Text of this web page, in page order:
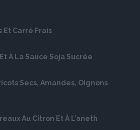
Et Carré Frais
À La Sauce Soja Sucrée
Secs, Amandes, Oignons
Au Citron Et À L’aneth